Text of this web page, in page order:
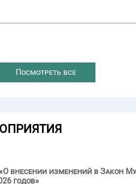
Посмотреть все
внесении изменений в Закон
годов»